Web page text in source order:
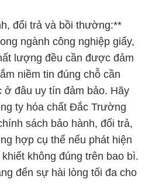
đổi trả và bồi thường:**
ngành công nghiệp giấy,
lượng đều cần được đảm
niềm tin đúng chỗ cần
ở đâu uy tín đảm bảo. Hãy
ty hóa chất Đắc Trường
sách bảo hành, đổi trả,
hợp cụ thể nếu phát hiện
không đúng trên bao bì.
đến sự hài lòng tối đa cho